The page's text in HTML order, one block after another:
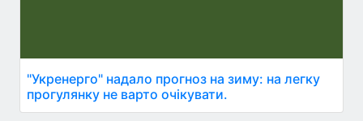
"Укренерго" надало прогноз на зиму: на легку
прогулянку не варто очікувати.